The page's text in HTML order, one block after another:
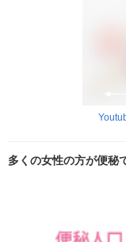
多くの女性の方が便秘